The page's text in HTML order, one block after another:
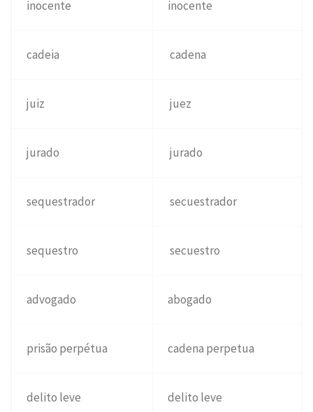
inocente inocente
cadeia cadena
juiz juez
jurado jurado
sequestrador secuestrador
sequestro secuestro
advogado abogado
prisão perpétua cadena perpetua
delito leve delito leve